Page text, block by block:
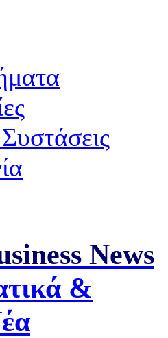
News
&